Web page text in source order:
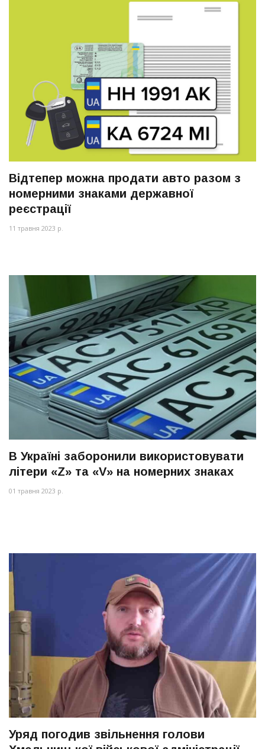
Відтепер можна продати авто разом з
номерними знаками державної
реєстрації
11 травня 2023 р.
В Україні заборонили використовувати
літери «Z» та «V» на номерних знаках
01 травня 2023 р.
Уряд погодив звільнення голови